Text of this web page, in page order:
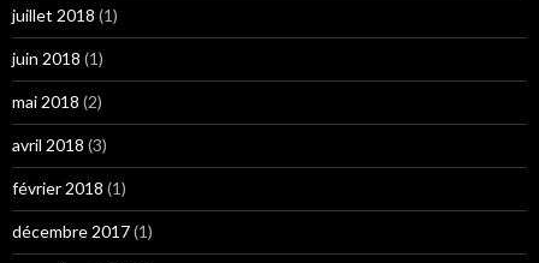
juillet 2018 (1)
juin 2018 (1)
mai 2018 (2)
avril 2018 (3)
février 2018 (1)
décembre 2017(1)